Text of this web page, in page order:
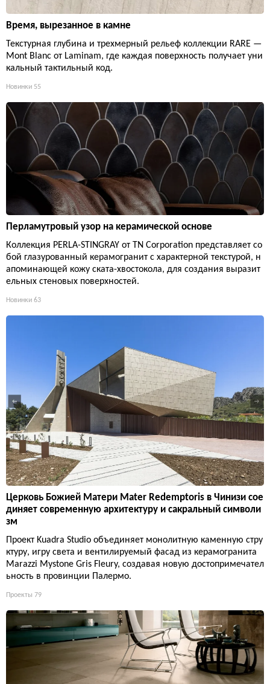
Время, вырезанное в камне
Текстурная глубина и трехмерный рельеф коллекции RARE —
Mont Blanc от Laminam, где каждая поверхность получает уни
кальный тактильный код.
Новинки 55
Перламутровый узор на керамической основе
Коллекция PERLA-STINGRAY от TN Corporation представляет со
бой глазурованный керамогранит с характерной текстурой, н
апоминающей кожу ската-хвостокола, для создания выразит
ельных стеновых поверхностей.
Новинки 63
Церковь Божией Матери Mater Redemptoris в Чинизи сое
диняет современную архитектуру и сакральный символи
зм
Проект Kuadra Studio объединяет монолитную каменную стру
ктуру, игру света и вентилируемый фасад из керамогранита
Marazzi Mystone Gris Fleury, создавая новую достопримечател
ьность в провинции Палермо.
Проекты 79